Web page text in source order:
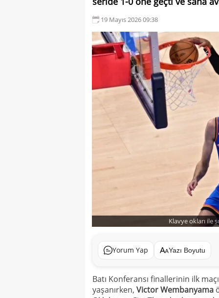
19 Mayıs 2026 09:38
Klavye okları ile
Yorum Yap Yazı Boyutu
Batı Konferansı finallerinin ilk
yaşanırken, Victor Wembanyama